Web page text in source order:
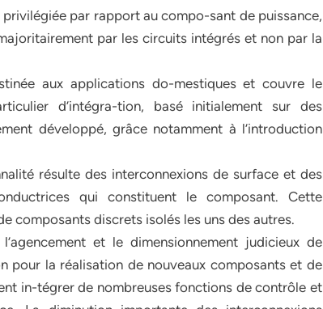
par rapport au compo-sant de puissance,
par les circuits intégrés et non par la
aux applications do-mestiques et couvre le
d’intégra-tion, basé initialement sur des
développé, grâce notamment à l’introduction
résulte des interconnexions de surface et des
qui constituent le composant. Cette
composants discrets isolés les uns des autres.
et le dimensionnement judicieux de
pour la réalisation de nouveaux composants et de
in-tégrer de nombreuses fonctions de contrôle et